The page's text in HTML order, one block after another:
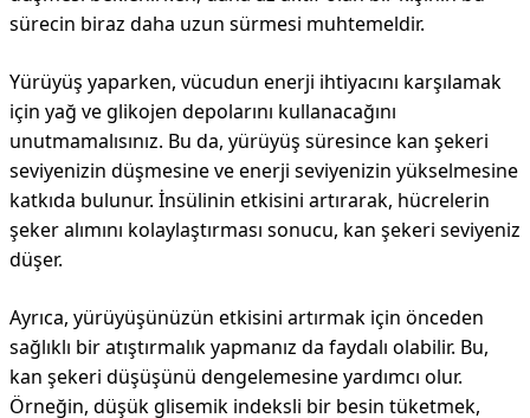
sürecin biraz daha uzun sürmesi muhtemeldir.
Yürüyüş yaparken, vücudun enerji ihtiyacını karşılamak
için yağ ve glikojen depolarını kullanacağını
unutmamalısınız. Bu da, yürüyüş süresince kan şekeri
seviyenizin düşmesine ve enerji seviyenizin yükselmesine
katkıda bulunur. İnsülinin etkisini artırarak, hücrelerin
şeker alımını kolaylaştırması sonucu, kan şekeri seviyeniz
düşer.
Ayrıca, yürüyüşünüzün etkisini artırmak için önceden
sağlıklı bir atıştırmalık yapmanız da faydalı olabilir. Bu,
kan şekeri düşüşünü dengelemesine yardımcı olur.
Örneğin, düşük glisemik indeksli bir besin tüketmek,